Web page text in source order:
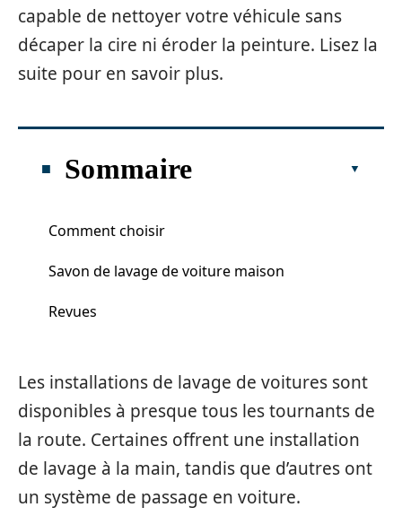
capable de nettoyer votre véhicule sans
décaper la cire ni éroder la peinture. Lisez la
suite pour en savoir plus.
Sommaire
Comment choisir
Savon de lavage de voiture maison
Revues
Les installations de lavage de voitures sont
disponibles à presque tous les tournants de
la route. Certaines offrent une installation
de lavage à la main, tandis que d’autres ont
un système de passage en voiture.